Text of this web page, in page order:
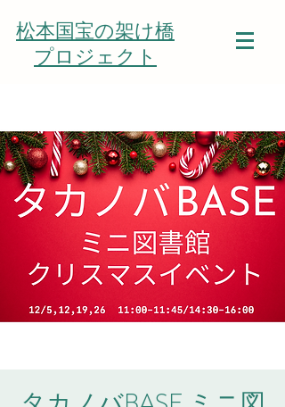
松本国宝の架け橋
プロジェクト